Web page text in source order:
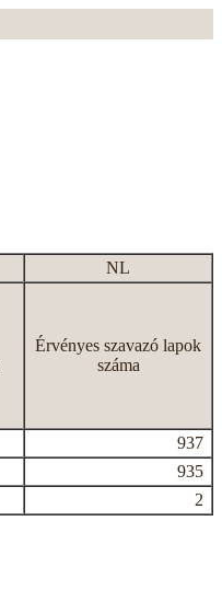
NL
Érvényes szavazó lapok
száma
937
935
2